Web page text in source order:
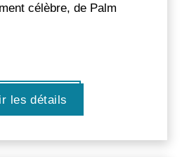
célèbre, de Palm
les détails